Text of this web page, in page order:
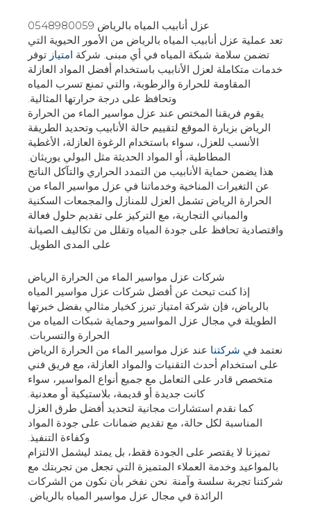
عزل أنابيب المياه بالرياض 0548980059
تعد عملية عزل أنابيب المياه بالرياض من الأمور الحيوية التي
تضمن سلامة شبكة المياه في أي مبنى. شركة امتياز توفر
خدمات متكاملة لعزل الأنابيب باستخدام أفضل المواد العازلة
المقاومة للحرارة والرطوبة، والتي تمنع تسرب المياه
وتحافظ على درجة حرارتها المثالية.
يقوم فريقنا المختص عند عزل مواسير الماء من الحرارة
الرياض بزيارة الموقع لتقييم حالة الأنابيب وتحديد الطريقة
الأنسب للعزل، سواء باستخدام الرغوة العازلة، الأغطية
المطاطية، أو المواد الحديثة مثل البولي يوريثان.
هذا يضمن حماية الأنابيب من التمدد الحراري والتآكل الناتج
عن التغيرات المناخية وخدماتنا في عزل مواسير الماء من
الحرارة الرياض تشمل العزل للمنازل والمجمعات السكنية
والمباني التجارية، مع التركيز على تقديم حلول فعالة
واقتصادية تحافظ على جودة المياه وتقلل من تكاليف الصيانة
على المدى الطويل.
شركات عزل مواسير الماء من الحرارة الرياض
إذا كنت تبحث عن أفضل شركات عزل مواسير المياه
بالرياض، فإن شركة امتياز تبرز كخيار مثالي بفضل خبرتها
الطويلة في مجال عزل المواسير وحماية شبكات المياه من
الحرارة والتسربات.
نعتمد في شركتنا عند عزل مواسير الماء من الحرارة الرياض
على استخدام أحدث التقنيات والمواد العازلة، مع فريق فني
متخصص قادر على التعامل مع جميع أنواع المواسير، سواء
كانت جديدة أو قديمة، بلاستيكية أو معدنية.
كما نقدم استشارات مجانية لتحديد أفضل طرق العزل
المناسبة لكل حالة، مع تقديم ضمانات على جودة المواد
وكفاءة التنفيذ.
تميزنا لا يقتصر على الجودة فقط، بل يمتد ليشمل الالتزام
بالمواعيد وخدمة العملاء المتميزة التي تجعل من تجربتك مع
شركتنا تجربة سلسة وآمنة. نحن نفخر بأن نكون من الشركات
الرائدة في مجال عزل مواسير المياه بالرياض.